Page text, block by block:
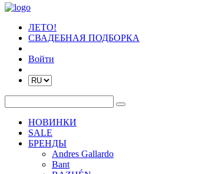
ЛЕТО!
СВАДЕБНАЯ ПОДБОРКА
Войти
НОВИНКИ
SALE
БРЕНДЫ
Andres Gallardo
Bant